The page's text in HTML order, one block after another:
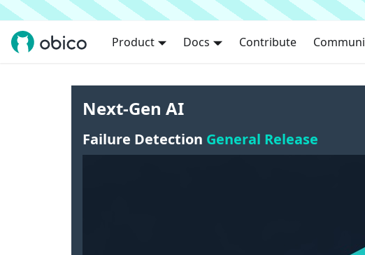
Product Docs Contribute
Next-Gen AI
Failure Detection General Release